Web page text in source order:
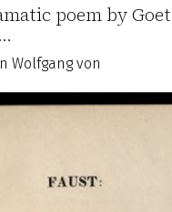
poem by
Wolfgang von